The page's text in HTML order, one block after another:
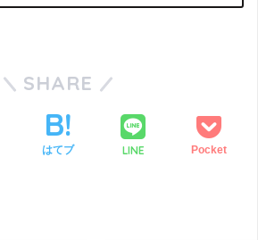
SHARE
はてブ LINE Pocket